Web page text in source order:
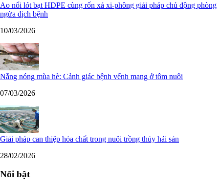
Ao nổi lót bạt HDPE cùng rốn xả xi-phông giải pháp chủ động phòng
ngừa dịch bệnh
10/03/2026
Nắng nóng mùa hè: Cảnh giác bệnh vểnh mang ở tôm nuôi
07/03/2026
Giải pháp can thiệp hóa chất trong nuôi trồng thủy hải sản
28/02/2026
Nổi bật